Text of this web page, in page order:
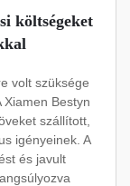
költségeket
volt szüksége
Bestyn
szállított,
igényeinek. A
és javult